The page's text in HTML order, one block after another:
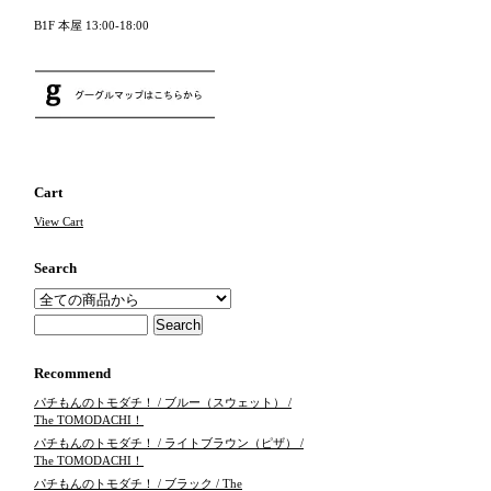
B1F 本屋 13:00-18:00
Cart
View Cart
Search
Recommend
パチもんのトモダチ！ / ブルー（スウェット） /
The TOMODACHI！
パチもんのトモダチ！ / ライトブラウン（ピザ） /
The TOMODACHI！
パチもんのトモダチ！ / ブラック / The